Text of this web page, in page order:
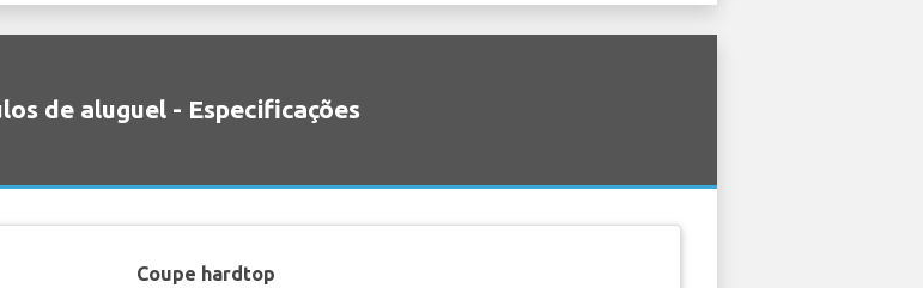
de aluguel - Especificações
Coupe hardtop